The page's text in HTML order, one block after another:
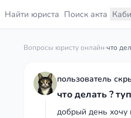
Найти юриста Поиск акта
Вопросы юристу онлайн·что
пользователь
что делать ?
добрый день хочу